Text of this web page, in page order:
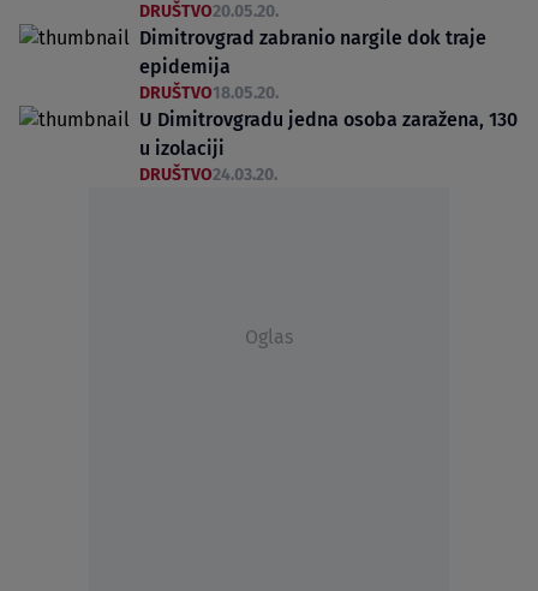
DRUŠTVO20.05.20.
Dimitrovgrad zabranio nargile dok traje
epidemija
DRUŠTVO18.05.20.
U Dimitrovgradu jedna osoba zaražena, 130
u izolaciji
DRUŠTVO24.03.20.
Oglas